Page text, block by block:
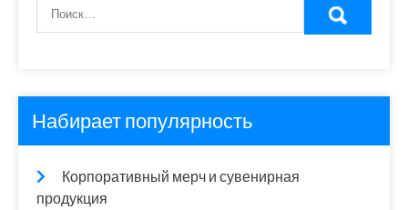
Набирает популярность
Корпоративный мерч и сувенирная
продукция